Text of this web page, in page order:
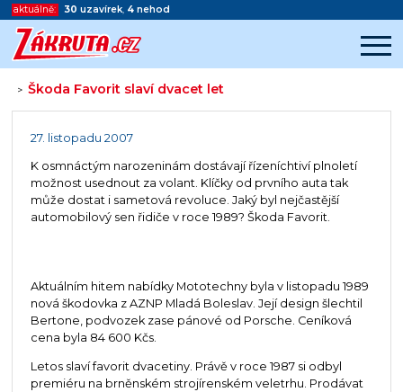
aktuálně: 30 uzavírek, 4 nehod
>Škoda Favorit slaví dvacet let
Začátek reklamy
27. listopadu 2007
K osmnáctým narozeninám dostávají řízeníchtiví plnoletí
možnost usednout za volant. Klíčky od prvního auta tak
může dostat i sametová revoluce. Jaký byl nejčastější
automobilový sen řidiče v roce 1989? Škoda Favorit.
Aktuálním hitem nabídky Mototechny byla v listopadu 1989
nová škodovka z AZNP Mladá Boleslav. Její design šlechtil
Bertone, podvozek zase pánové od Porsche. Ceníková
cena byla 84 600 Kčs.
Letos slaví favorit dvacetiny. Právě v roce 1987 si odbyl
premiéru na brněnském strojírenském veletrhu. Prodávat